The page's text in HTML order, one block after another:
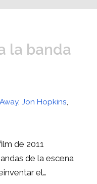
la banda
,Jon Hopkins,
de 2011
de la escena
el…